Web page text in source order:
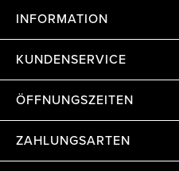
INFORMATION
KUNDENSERVICE
ÖFFNUNGSZEITEN
ZAHLUNGSARTEN